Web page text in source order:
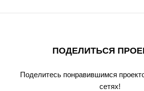
ПОДЕЛИТЬСЯ
Поделитесь понравившимся
сетях!